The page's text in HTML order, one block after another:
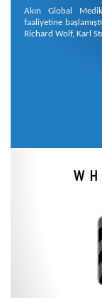
Akın Global
faaliyetine
Richard Wolf, Karl